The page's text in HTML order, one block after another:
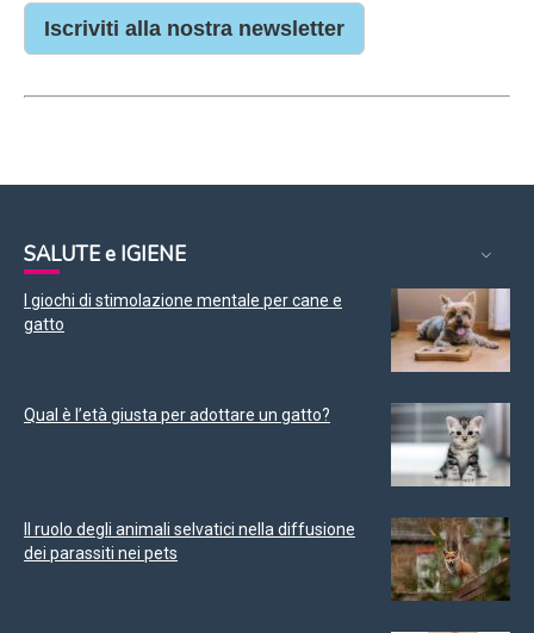
Iscriviti alla nostra newsletter
SALUTE e IGIENE
I giochi di stimolazione mentale per cane e
gatto
Qual è l’età giusta per adottare un gatto?
Il ruolo degli animali selvatici nella diffusione
dei parassiti nei pets